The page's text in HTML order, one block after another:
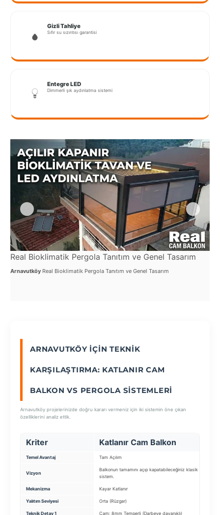
Gizli Tahliye
Sıfır su sızıntısı garantisi
Entegre LED
Dimmerli şık aydınlatma sistemi
Real Bioklimatik Pergola Tanıtım ve Genel Tasarım
Arnavutköy Real Bioklimatik Pergola Tanıtım ve Genel Tasarım
ARNAVUTKÖY İÇIN TEKNIK
KARŞILAŞTIRMA: KATLANIR CAM
BALKON VS PERGOLA SISTEMLERI
Arnavutköy projelerinizde doğru kararı vermeniz için iki sistemin öne çıkan
özelliklerini analiz ettik.
Kriter Katlanır Cam Balkon
Temel Avantaj Tam Açılım
Vizyon
Balkonun tamamını açıp kapatabileceğiniz klasik
sistem.
Mekanizma Kayar Katlanır
Yalıtım Seviyesi Orta (Rüzgar)
Teknik Detay 1 Cam: 8mm Temperli (Darbeye dayanıklı)
Muğla
Muş
Coquitlam
Sarajevo
Sivas
switzerland
Tilburg
Van
Yalova